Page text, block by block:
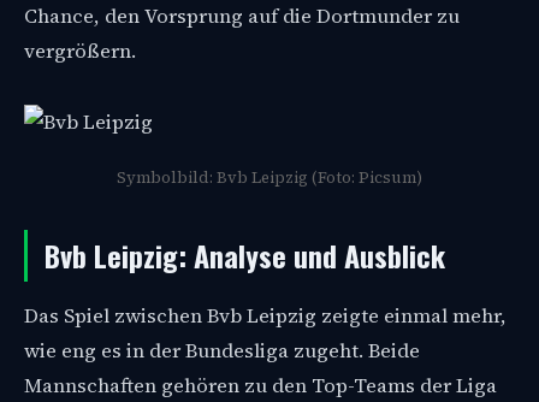
Chance, den Vorsprung auf die Dortmunder zu
vergrößern.
Symbolbild: Bvb Leipzig (Foto: Picsum)
Bvb Leipzig: Analyse und Ausblick
Das Spiel zwischen Bvb Leipzig zeigte einmal mehr,
wie eng es in der Bundesliga zugeht. Beide
Mannschaften gehören zu den Top-Teams der Liga